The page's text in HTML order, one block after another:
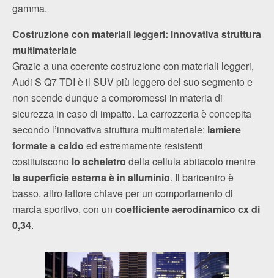
gamma.
Costruzione con materiali leggeri: innovativa struttura
multimateriale
Grazie a una coerente costruzione con materiali leggeri,
Audi S Q7 TDI è il SUV più leggero del suo segmento e
non scende dunque a compromessi in materia di
sicurezza in caso di impatto. La carrozzeria è concepita
secondo l’innovativa struttura multimateriale: lamiere
formate a caldo ed estremamente resistenti
costituiscono lo scheletro della cellula abitacolo mentre
la superficie esterna è in alluminio. Il baricentro è
basso, altro fattore chiave per un comportamento di
marcia sportivo, con un coefficiente aerodinamico cx di
0,34.